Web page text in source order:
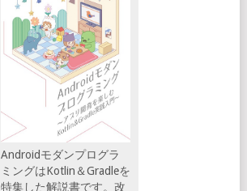
Androidモダンプログラ
ミングはKotlin＆Gradleを
特集した解説書です。改